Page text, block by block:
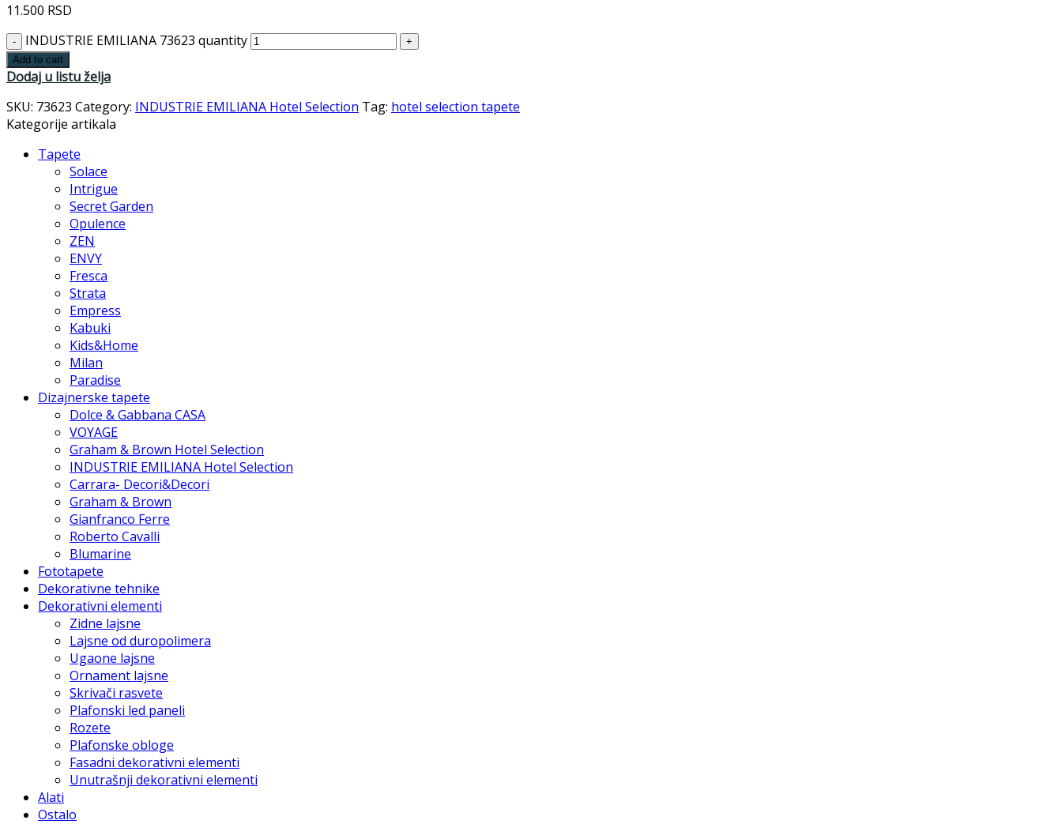
11.500 RSD
INDUSTRIE EMILIANA 73623 quantity
Add to cart
Dodaj u listu želja
SKU: 73623 Category: INDUSTRIE EMILIANA Hotel Selection Tag: hotel selection tapete
Kategorije artikala
Tapete
Solace
Intrigue
Secret Garden
Opulence
ZEN
ENVY
Fresca
Strata
Empress
Kabuki
Kids&Home
Milan
Paradise
Dizajnerske tapete
Dolce & Gabbana CASA
VOYAGE
Graham & Brown Hotel Selection
INDUSTRIE EMILIANA Hotel Selection
Carrara- Decori&Decori
Graham & Brown
Gianfranco Ferre
Roberto Cavalli
Blumarine
Fototapete
Dekorativne tehnike
Dekorativni elementi
Zidne lajsne
Lajsne od duropolimera
Ugaone lajsne
Ornament lajsne
Skrivači rasvete
Plafonski led paneli
Rozete
Plafonske obloge
Fasadni dekorativni elementi
Unutrašnji dekorativni elementi
Alati
Ostalo